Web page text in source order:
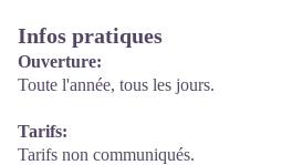
Infos pratiques
Ouverture:
Toute l'année, tous les jours.
Tarifs:
Tarifs non communiqués.